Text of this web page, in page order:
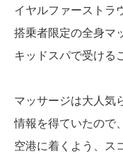
イヤルファーストラ
搭乗者限定の全身マ
キッドスパで受ける
マッサージは大人気
情報を得ていたので
空港に着くよう、ス